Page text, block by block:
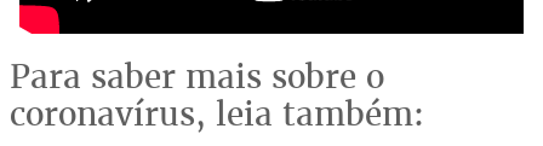
Para saber mais sobre o
coronavírus, leia também: